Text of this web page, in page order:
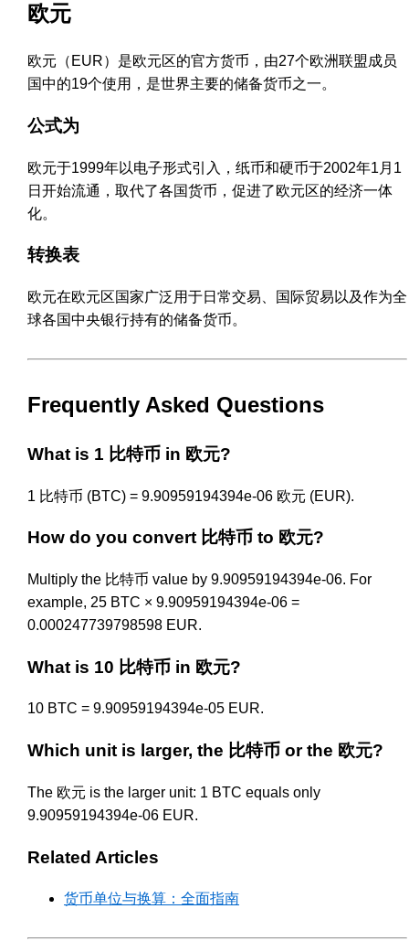
欧元
欧元（EUR）是欧元区的官方货币，由27个欧洲联盟成员
国中的19个使用，是世界主要的储备货币之一。
公式为
欧元于1999年以电子形式引入，纸币和硬币于2002年1月1
日开始流通，取代了各国货币，促进了欧元区的经济一体
化。
转换表
欧元在欧元区国家广泛用于日常交易、国际贸易以及作为全
球各国中央银行持有的储备货币。
Frequently Asked Questions
What is 1 比特币 in 欧元?
1 比特币 (BTC) = 9.90959194394e-06 欧元 (EUR).
How do you convert 比特币 to 欧元?
Multiply the 比特币 value by 9.90959194394e-06. For
example, 25 BTC × 9.90959194394e-06 =
0.000247739798598 EUR.
What is 10 比特币 in 欧元?
10 BTC = 9.90959194394e-05 EUR.
Which unit is larger, the 比特币 or the 欧元?
The 欧元 is the larger unit: 1 BTC equals only
9.90959194394e-06 EUR.
Related Articles
货币单位与换算：全面指南